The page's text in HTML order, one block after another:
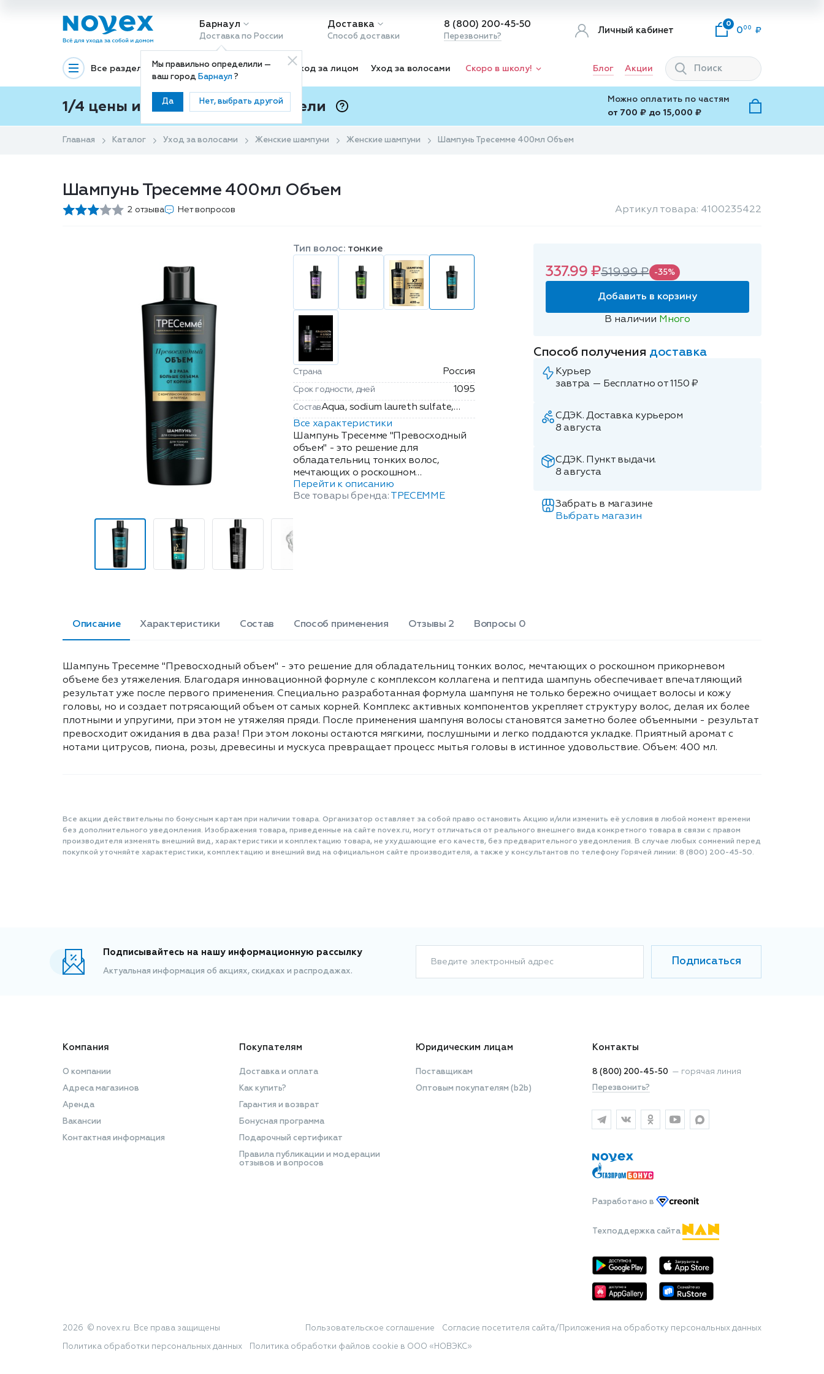
Барнаул
Доставка по России
Мы правильно определили —
ваш город Барнаул?
Да Нет, выбрать другой
Доставка
Способ доставки
8 (800) 200-45-50
Перезвонить?
Личный кабинет
0
0 00
Все разделы Декоративная косметика Уход за лицом Уход за волосами Скоро в школу! Блог Акции
1/4 цены и покупки ваши с Подели
Можно оплатить по частям
от 700 ₽ до 15,000 ₽
Главная Каталог Уход за волосами Женские шампуни Женские шампуни Шампунь Тресемме 400мл Объем
Шампунь Тресемме 400мл Объем
2 отзыва Нет вопросов Артикул товара: 4100235422
Тип волос: тонкие
Страна Россия
Срок годности, дней 1095
СоставAqua, sodium laureth sulfate,
cocamidopropyl betaine, sodium
chloride, hydrolyzed collagen,
polyquaternium-10,
polyvinylpyrrolidone, silk amino
acids, vp/methacrylamide/vinyl
imidazole copolymer, caprylyl
glycol, citric acid, disodium edta,
Все характеристики
Шампунь Тресемме "Превосходный
объем" - это решение для
обладательниц тонких волос,
мечтающих о роскошном
прикорневом объеме без
утяжеления. Благодаря
корней. Комплекс активных
пряди. После применения шампуня
волосы становятся заметно более
объемными - результат превосходит
ожидания в два раза! При этом
локоны остаются мягкими,
послушными и легко поддаются
цитрусов, пиона, розы, древесины и
Перейти к описанию
Все товары бренда:
ТРЕСЕММЕ
337.99 ₽519.99 ₽ -35%
Добавить в корзину
В наличии Много
Способ получения доставка
Курьер
завтра — Бесплатно от 1150 ₽
СДЭК. Доставка курьером
8 августа
СДЭК. Пункт выдачи.
8 августа
Забрать в магазине
Выбрать магазин
Описание Характеристики Состав Способ применения Отзывы 2 Вопросы 0
Шампунь Тресемме "Превосходный объем" - это решение для обладательниц тонких волос, мечтающих о роскошном прикорневом
объеме без утяжеления. Благодаря инновационной формуле с комплексом коллагена и пептида шампунь обеспечивает впечатляющий
результат уже после первого применения. Специально разработанная формула шампуня не только бережно очищает волосы и кожу
головы, но и создает потрясающий объем от самых корней. Комплекс активных компонентов укрепляет структуру волос, делая их более
плотными и упругими, при этом не утяжеляя пряди. После применения шампуня волосы становятся заметно более объемными - результат
превосходит ожидания в два раза! При этом локоны остаются мягкими, послушными и легко поддаются укладке. Приятный аромат с
нотами цитрусов, пиона, розы, древесины и мускуса превращает процесс мытья головы в истинное удовольствие. Объем: 400 мл.
Все акции действительны по бонусным картам при наличии товара. Организатор оставляет за собой право остановить Акцию и/или изменить её условия в любой момент времени
без дополнительного уведомления. Изображения товара, приведенные на сайте novex.ru, могут отличаться от реального внешнего вида конкретного товара в связи с правом
производителя изменять внешний вид, характеристики и комплектацию товара, не ухудшающие его качеств, без предварительного уведомления. В случае любых сомнений перед
покупкой уточняйте характеристики, комплектацию и внешний вид на официальном сайте производителя, а также у консультантов по телефону Горячей линии: 8 (800) 200-45-50.
Подписывайтесь на нашу информационную рассылку
Актуальная информация об акциях, скидках и распродажах.
Введите электронный адрес Подписаться
Компания
О компании
Адреса магазинов
Аренда
Вакансии
Контактная информация
Покупателям
Доставка и оплата
Как купить?
Гарантия и возврат
Бонусная программа
Подарочный сертификат
Правила публикации и модерации
отзывов и вопросов
Юридическим лицам
Поставщикам
Оптовым покупателям (b2b)
Контакты
8 (800) 200-45-50 — горячая линия
Перезвонить?
Разработано в
Техподдержка сайта
2026 © novex.ru. Все права защищены Пользовательское соглашение Согласие посетителя сайта/Приложения на обработку персональных данных
Политика обработки персональных данных Политика обработки файлов cookie в ООО «НОВЭКС»